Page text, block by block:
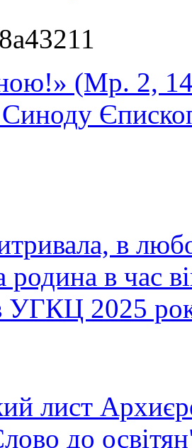
(Мр. 2,
в
родина в час
УГКЦ 2025
лист
до